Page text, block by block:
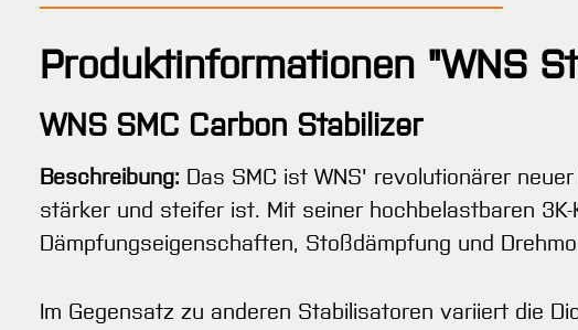
Produktinformationen "WNS
WNS SMC Carbon Stabilizer
Beschreibung: Das SMC ist WNS' revolutionärer
stärker und steifer ist. Mit seiner hochbelastbaren
Dämpfungseigenschaften, Stoßdämpfung und
Im Gegensatz zu anderen Stabilisatoren variiert die